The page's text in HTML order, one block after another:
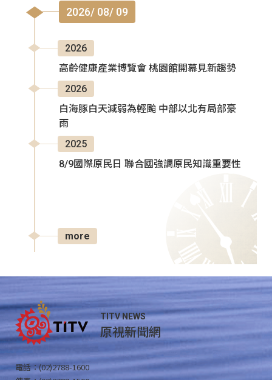
2026/ 08/ 09
2026
高齡健康產業博覽會 桃園館開幕見新趨勢
2026
白海豚白天減弱為輕颱 中部以北有局部豪
雨
2025
8/9國際原民日 聯合國強調原民知識重要性
more
TITV NEWS
原視新聞網
電話：(02)2788-1600